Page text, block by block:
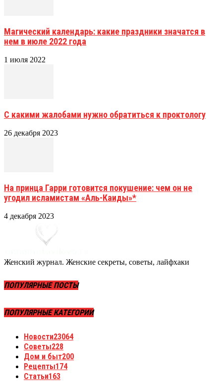
Магический календарь: какие праздники значатся в
нем в июле 2022 года
1 июля 2022
С какими жалобами нужно обратиться к проктологу
26 декабря 2023
На принца Гарри готовится покушение: чем он не
угодил исламистам «Аль-Каиды»*
4 декабря 2023
Женский журнал. Женские секреты, советы, лайфхаки
ПОПУЛЯРНЫЕ ПОСТЫ
ПОПУЛЯРНЫЕ КАТЕГОРИИ
Новости23064
Советы228
Дом и быт200
Рецепты174
Статьи163